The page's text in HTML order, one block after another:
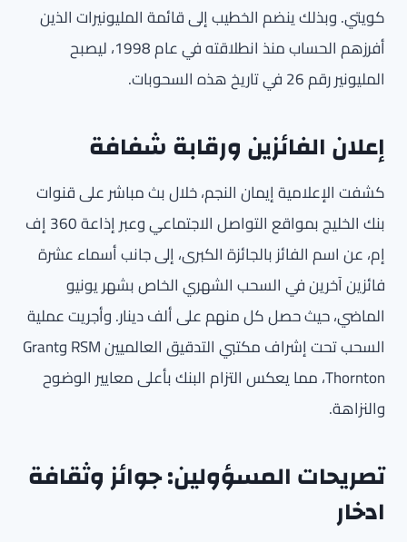
كويتي. وبذلك ينضم الخطيب إلى قائمة المليونيرات الذين
أفرزهم الحساب منذ انطلاقته في عام 1998، ليصبح
المليونير رقم 26 في تاريخ هذه السحوبات.
إعلان الفائزين ورقابة شفافة
كشفت الإعلامية إيمان النجم، خلال بث مباشر على قنوات
بنك الخليج بمواقع التواصل الاجتماعي وعبر إذاعة 360 إف
إم، عن اسم الفائز بالجائزة الكبرى، إلى جانب أسماء عشرة
فائزين آخرين في السحب الشهري الخاص بشهر يونيو
الماضي، حيث حصل كل منهم على ألف دينار. وأجريت عملية
السحب تحت إشراف مكتبي التدقيق العالميين RSM وGrant
Thornton، مما يعكس التزام البنك بأعلى معايير الوضوح
والنزاهة.
تصريحات المسؤولين: جوائز وثقافة
ادخار